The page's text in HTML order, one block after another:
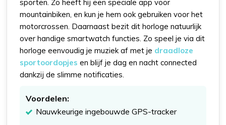
sporten. Zo heeft hij een speciale app voor
mountainbiken, en kun je hem ook gebruiken voor het
motorcrossen. Daarnaast bezit dit horloge natuurlijk
over handige smartwatch functies. Zo speel je via dit
horloge eenvoudig je muziek af met je draadloze
sportoordopjes en blijf je dag en nacht connected
dankzij de slimme notificaties.
Voordelen:
Nauwkeurige ingebouwde GPS-tracker